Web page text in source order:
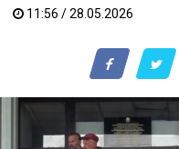
11:56 / 28.05.2026